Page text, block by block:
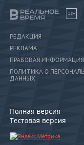
18+
РЕДАКЦИЯ
РЕКЛАМА
ПРАВОВАЯ ИНФОРМАЦИЯ
ПОЛИТИКА О
ДАННЫХ
Полная версия
Тестовая версия